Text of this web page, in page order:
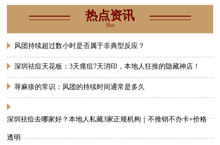
热点资讯
Hot
风团持续超过数小时是否属于非典型反应？
深圳祛痘天花板：3天瘪痘7天消印，本地人狂推的隐藏神店！
荨麻疹的常识：风团的持续时间通常是多久
深圳祛痘去哪家好？本地人私藏3家正规机构｜不推销不办卡+价格
透明